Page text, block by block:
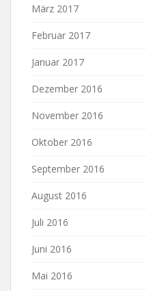
März 2017
Februar 2017
Januar 2017
Dezember 2016
November 2016
Oktober 2016
September 2016
August 2016
Juli 2016
Juni 2016
Mai 2016